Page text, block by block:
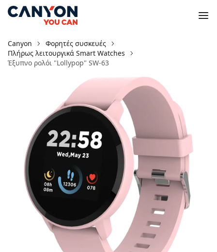
Canyon
Φορητές συσκευές
Πλήρως λειτουργικά Smart Watches
Έξυπνο ρολόι "Lollypop" SW-63